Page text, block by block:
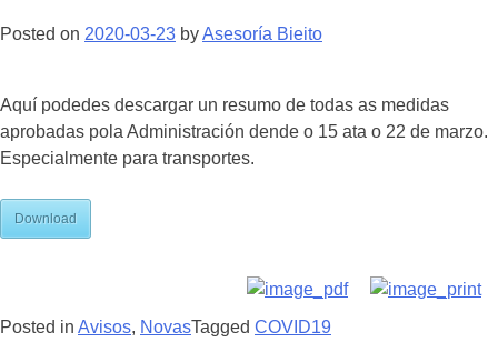
Posted on 2020-03-23 byAsesoría Bieito
Aquí podedes descargar un resumo de todas as medidas
aprobadas pola Administración dende o 15 ata o 22 de marzo.
Especialmente para transportes.
Download
Posted in Avisos, NovasTagged COVID19